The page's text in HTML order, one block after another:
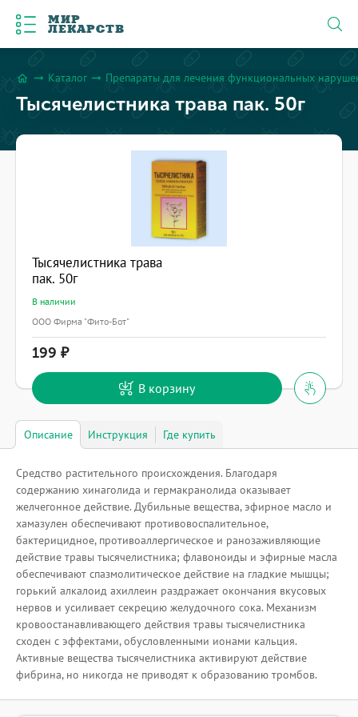
МИР
ЛЕКАРСТВ
home arrow_right_alt Каталог arrow_right_alt Препараты для лечения функциональных
Тысячелистника трава пак. 50г
Тысячелистника трава
пак. 50г
В наличии
ООО Фирма "Фито-Бот"
199
В корзину
Описание Инструкция Где купить
Средство растительного происхождения. Благодаря
содержанию хинаголида и гермакранолида оказывает
желчегонное действие. Дубильные вещества, эфирное масло и
хамазулен обеспечивают противовоспалительное,
бактерицидное, противоаллергическое и ранозаживляющие
действие травы тысячелистника; флавоноиды и эфирные масла
обеспечивают спазмолитическое действие на гладкие мышцы;
горький алкалоид ахиллеин раздражает окончания вкусовых
нервов и усиливает секрецию желудочного сока. Механизм
кровоостанавливающего действия травы тысячелистника
сходен с эффектами, обусловленными ионами кальция.
Активные вещества тысячелистника активируют действие
фибрина, но никогда не приводят к образованию тромбов.